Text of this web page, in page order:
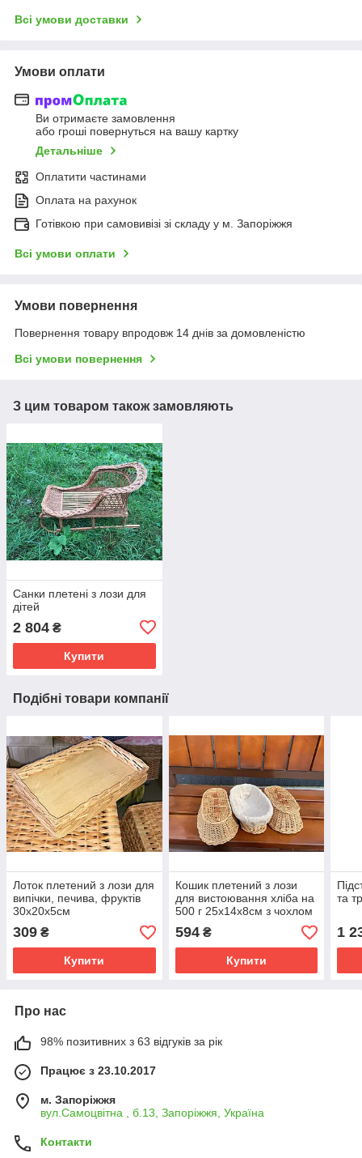
Всі умови доставки
Умови оплати
Ви отримаєте замовлення
або гроші повернуться на вашу картку
Детальніше
Оплатити частинами
Оплата на рахунок
Готівкою при самовивізі зі складу у м. Запоріжжя
Всі умови оплати
Умови повернення
Повернення товару впродовж 14 днів за домовленістю
Всі умови повернення
З цим товаром також замовляють
Санки плетені з лози для
дітей
2 804 ₴
Купити
Подібні товари компанії
Лоток плетений з лози для
випічки, печива, фруктів
30х20х5см
309 ₴
Купити
Кошик плетений з лози
для вистоювання хліба на
500 г 25х14х8см з чохлом
у комплекті
594₴
Купити
та
1
Про нас
98% позитивних з 63 відгуків за рік
Працює з 23.10.2017
м. Запоріжжя
вул.Самоцвітна , б.13, Запоріжжя, Україна
Контакти